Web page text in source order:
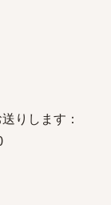
りします：